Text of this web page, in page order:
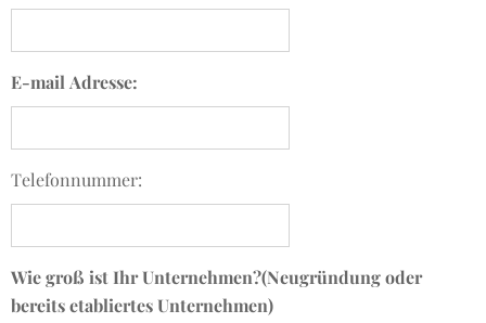
E-mail Adresse:
Telefonnummer:
Wie groß ist Ihr Unternehmen?(Neugründung oder
bereits etabliertes Unternehmen)